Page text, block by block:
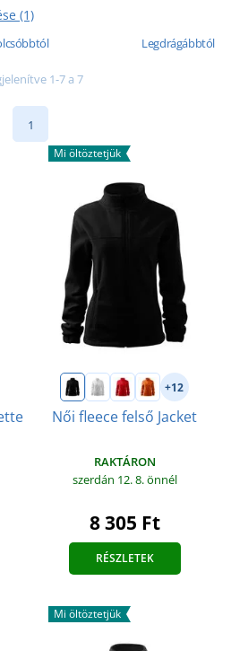
(1)
Legdrágábbtól
1-7 a 7
1
Mi öltöztetjük
+12
Női fleece felső Jacket
RAKTÁRON
szerdán 12. 8.önnél
8 305 Ft
RÉSZLETEK
Mi öltöztetjük